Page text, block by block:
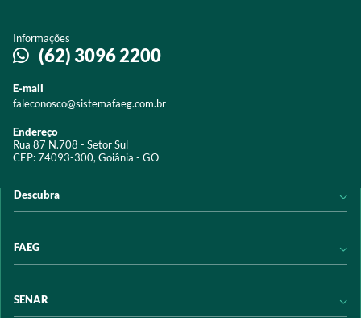
Informações
(62) 3096 2200
E-mail
faleconosco@sistemafaeg.com.br
Endereço
Rua 87 N.708 - Setor Sul
CEP: 74093-300, Goiânia - GO
Descubra
Acervo digital
Programas e Serviços
FAEG
Transparência
SENAR